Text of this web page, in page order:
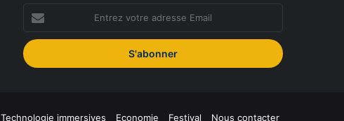
votre
adresse
Email
Technologie immersives Economie Festival Nous contacter